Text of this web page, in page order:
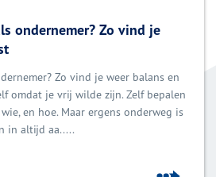
ondernemer? Zo vind je
Zo vind je weer balans en
omdat je vrij wilde zijn. Zelf bepalen
en hoe. Maar ergens onderweg is
in altijd aa.....